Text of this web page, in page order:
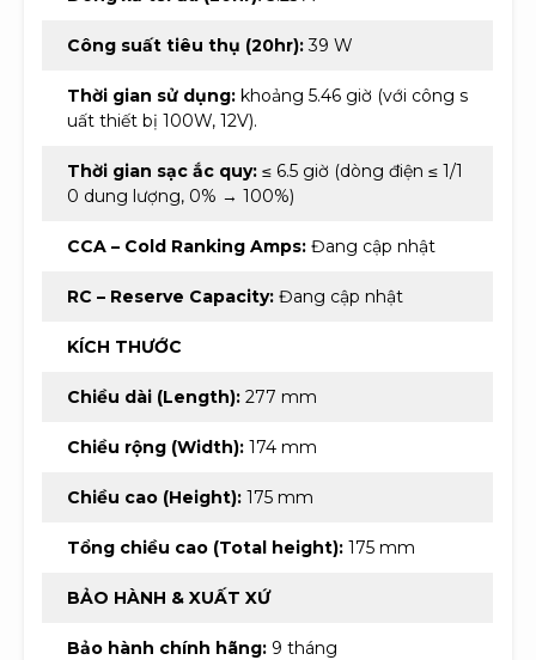
Công suất tiêu thụ (20hr):39 W
Thời gian sử dụng: khoảng 5.46 giờ (với công s
uất thiết bị 100W, 12V).
Thời gian sạc ắc quy: ≤ 6.5 giờ (dòng điện ≤ 1/1
0 dung lượng, 0% → 100%)
CCA – Cold Ranking Amps: Đang cập nhật
RC – Reserve Capacity: Đang cập nhật
KÍCH THƯỚC
Chiều dài (Length): 277 mm
Chiều rộng (Width): 174 mm
Chiều cao (Height): 175 mm
Tổng chiều cao (Total height): 175 mm
BẢO HÀNH & XUẤT XỨ
Bảo hành chính hãng: 9 tháng